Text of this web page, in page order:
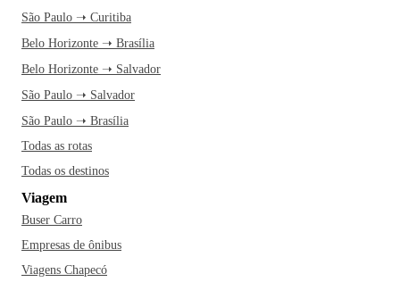
São Paulo ➝ Curitiba
Belo Horizonte ➝ Brasília
Belo Horizonte ➝ Salvador
São Paulo ➝ Salvador
São Paulo ➝ Brasília
Todas as rotas
Todas os destinos
Viagem
Buser Carro
Empresas de ônibus
Viagens Chapecó